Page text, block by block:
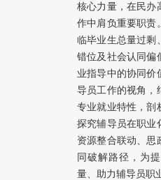
核心力量，在民办
作中肩负重要职责
临毕业生总量过剩
错位及社会认同偏
业指导中的协同价
导员工作的视角，
专业就业特性，剖
探究辅导员在职业
资源整合联动、思
同破解路径，为
量、助力辅导员职